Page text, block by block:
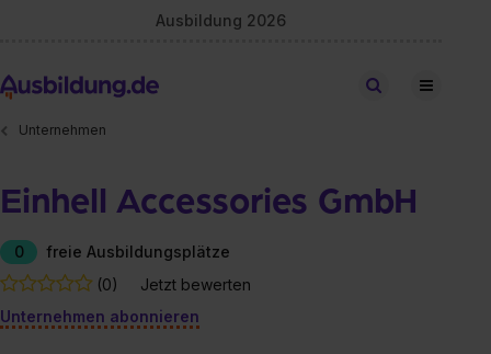
Ausbildung 2026
Stellen finden
Unternehmen
Einhell Accessories GmbH
0
freie Ausbildungsplätze
(0)
Jetzt bewerten
Unternehmen abonnieren